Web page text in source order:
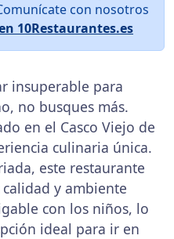
con nosotros
10Restaurantes.es
insuperable para
no busques más.
en el Casco Viejo de
culinaria única.
este restaurante
y ambiente
con los niños, lo
ideal para ir en